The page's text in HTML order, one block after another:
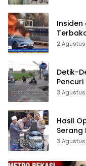
Insiden
Listrik
2
Detik-
Pelaku
3
Hasil
Serang
Pemilik
3